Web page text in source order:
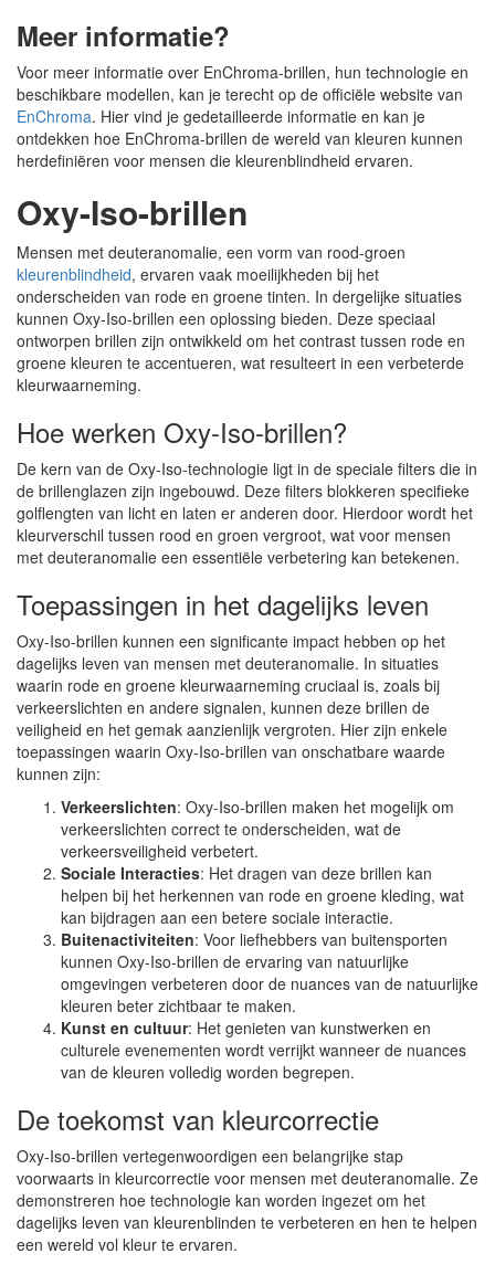
Meer informatie?
Voor meer informatie over EnChroma-brillen, hun technologie en
beschikbare modellen, kan je terecht op de officiële website van
EnChroma. Hier vind je gedetailleerde informatie en kan je
ontdekken hoe EnChroma-brillen de wereld van kleuren kunnen
herdefiniëren voor mensen die kleurenblindheid ervaren.
Oxy-Iso-brillen
Mensen met deuteranomalie, een vorm van rood-groen
kleurenblindheid, ervaren vaak moeilijkheden bij het
onderscheiden van rode en groene tinten. In dergelijke situaties
kunnen Oxy-Iso-brillen een oplossing bieden. Deze speciaal
ontworpen brillen zijn ontwikkeld om het contrast tussen rode en
groene kleuren te accentueren, wat resulteert in een verbeterde
kleurwaarneming.
Hoe werken Oxy-Iso-brillen?
De kern van de Oxy-Iso-technologie ligt in de speciale filters die in
de brillenglazen zijn ingebouwd. Deze filters blokkeren specifieke
golflengten van licht en laten er anderen door. Hierdoor wordt het
kleurverschil tussen rood en groen vergroot, wat voor mensen
met deuteranomalie een essentiële verbetering kan betekenen.
Toepassingen in het dagelijks leven
Oxy-Iso-brillen kunnen een significante impact hebben op het
dagelijks leven van mensen met deuteranomalie. In situaties
waarin rode en groene kleurwaarneming cruciaal is, zoals bij
verkeerslichten en andere signalen, kunnen deze brillen de
veiligheid en het gemak aanzienlijk vergroten. Hier zijn enkele
toepassingen waarin Oxy-Iso-brillen van onschatbare waarde
kunnen zijn:
Verkeerslichten: Oxy-Iso-brillen maken het mogelijk om
verkeerslichten correct te onderscheiden, wat de
verkeersveiligheid verbetert.
Sociale Interacties: Het dragen van deze brillen kan
helpen bij het herkennen van rode en groene kleding, wat
kan bijdragen aan een betere sociale interactie.
Buitenactiviteiten: Voor liefhebbers van buitensporten
kunnen Oxy-Iso-brillen de ervaring van natuurlijke
omgevingen verbeteren door de nuances van de natuurlijke
kleuren beter zichtbaar te maken.
Kunst en cultuur: Het genieten van kunstwerken en
culturele evenementen wordt verrijkt wanneer de nuances
van de kleuren volledig worden begrepen.
De toekomst van kleurcorrectie
Oxy-Iso-brillen vertegenwoordigen een belangrijke stap
voorwaarts in kleurcorrectie voor mensen met deuteranomalie. Ze
demonstreren hoe technologie kan worden ingezet om het
dagelijks leven van kleurenblinden te verbeteren en hen te helpen
een wereld vol kleur te ervaren.